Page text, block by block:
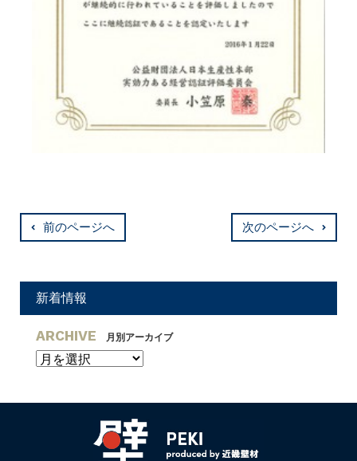
前のページへ 次のページへ
新着情報
ARCHIVE 月別アーカイブ